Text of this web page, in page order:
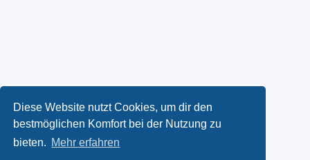
Diese Website nutzt Cookies, um dir den
bestmöglichen Komfort bei der Nutzung zu
bieten. Mehr erfahren